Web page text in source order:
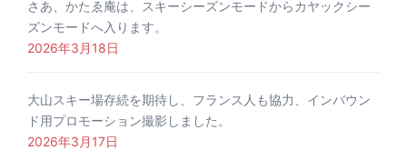
さあ、かたゑ庵は、スキーシーズンモードからカヤックシー
ズンモードへ入ります。
2026年3月18日
大山スキー場存続を期待し、フランス人も協力、インバウン
ド用プロモーション撮影しました。
2026年3月17日